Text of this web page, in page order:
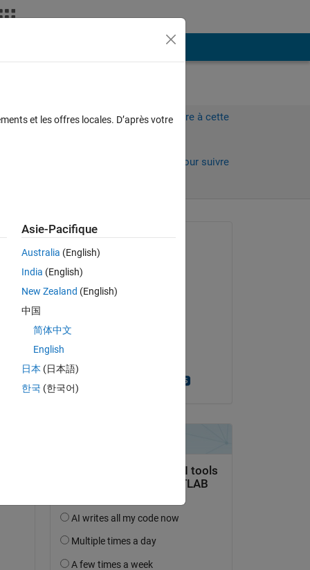
Connectez-vous pour répondre à cette
Connectez-vous pour suivre
guanin hae
le 4 Jan 2022
le 4 Jan 2022
Acceptée :
et les offres locales. D’après votre
Asie-Pacifique
Australia (English)
India (English)
New Zealand (English)
中国
简体中文
English
日本 (日本語)
한국 (한국어)